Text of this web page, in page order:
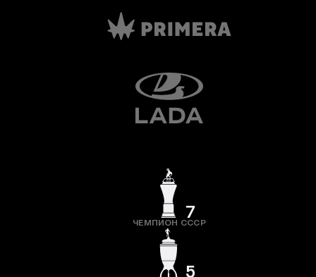
7
ЧЕМПИОН СССР
5